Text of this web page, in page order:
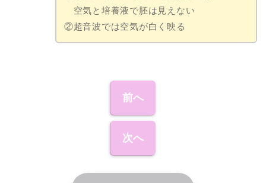
空気と培養液で胚は見えない
②超音波では空気が白く映る
前へ
次へ